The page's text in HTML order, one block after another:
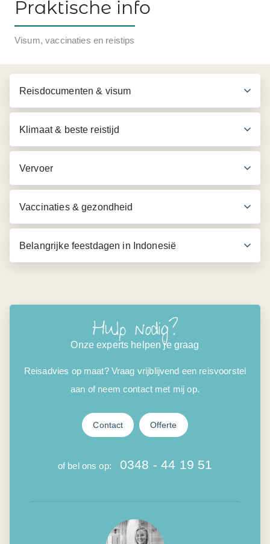
Inbegrepen in de prijs
Gebruik van goede fiets en fietshelm
Ophalen bij een hotel in Senggigi en terugbrengen
naar een hotel in Senggigi
Lokale Engelssprekende gids
Bezoek aan lokale dorpjes
Oversteek van de rivier per houten gondel
** Entreegelden op bovengenoemde excursies zijn
inbegrepen
Praktische info
Visum, vaccinaties en reistips
Reisdocumenten & visum
Klimaat & beste reistijd
Vervoer
Vaccinaties & gezondheid
Belangrijke feestdagen in Indonesië
Hulp nodig?
Onze experts helpen je graag
Reisadvies op maat? Vraag vrijblijvend een reisvoorstel
aan of neem contact met mij op.
Contact Offerte
of bel ons op: 0348 - 44 19 51